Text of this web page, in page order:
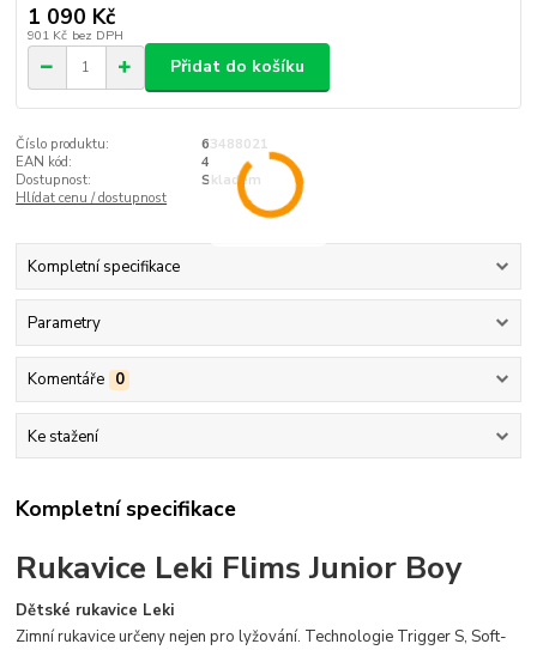
1 090 Kč
901 Kč bez DPH
Přidat do košíku
Číslo produktu:
63488021
EAN kód:
4
Dostupnost:
Skladem
Hlídat cenu / dostupnost
Kompletní specifikace
Parametry
Komentáře 0
Ke stažení
Kompletní specifikace
Rukavice Leki Flims Junior Boy
Dětské rukavice Leki
Zimní rukavice určeny nejen pro lyžování. Technologie Trigger S, Soft-